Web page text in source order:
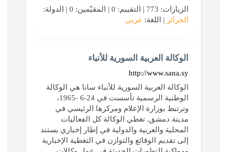
الزيارات: 773 | التقييم: 0 | المقيّمين: 0 | الدولة:
الجزائر | اللغة: عربي
الوكالة العربية السورية للأنباء
http://www.sana.sy
الوكالة العربية السورية للأنباء سانا هي الوكالة
الوطنية الرسمية تأسست في 24-6 -1965،
وترتبط بوزارة الإعلام ومركزها الرئيسي في
مدينة دمشق. تغطي الوكالة كل الفعاليات
المحلية والعربية والدولية في إطار إخباري يستند
إلى تقديم الوقائع والتوازن في التغطية الإخبارية